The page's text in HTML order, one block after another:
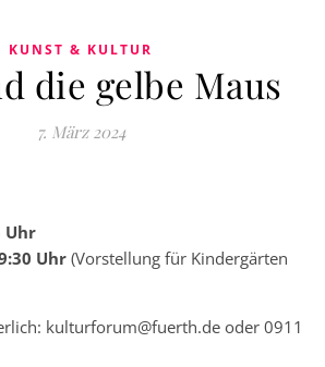
KUNST & KULTUR
die gelbe Maus
7. März 2024
Uhr
Uhr (Vorstellung für Kindergärten
kulturforum@fuerth.de oder 0911